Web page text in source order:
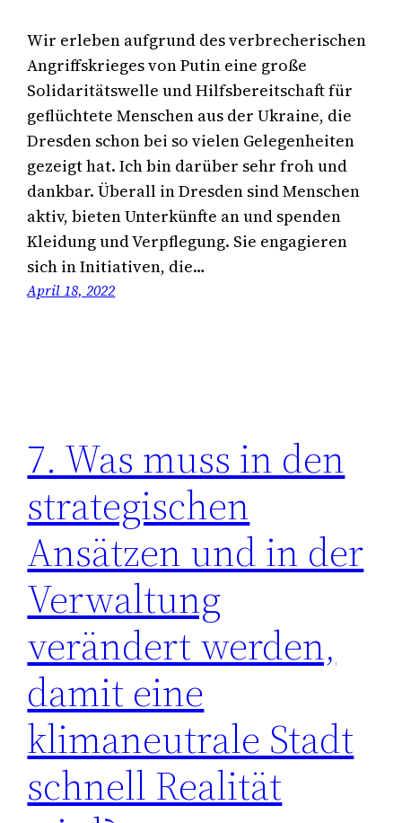
Wir erleben aufgrund des verbrecherischen
Angriffskrieges von Putin eine große
Solidaritätswelle und Hilfsbereitschaft für
geflüchtete Menschen aus der Ukraine, die
Dresden schon bei so vielen Gelegenheiten
gezeigt hat. Ich bin darüber sehr froh und
dankbar. Überall in Dresden sind Menschen
aktiv, bieten Unterkünfte an und spenden
Kleidung und Verpflegung. Sie engagieren
sich in Initiativen, die…
April 18, 2022
7. Was muss in den
strategischen
Ansätzen und in der
Verwaltung
verändert werden,
damit eine
klimaneutrale Stadt
schnell Realität